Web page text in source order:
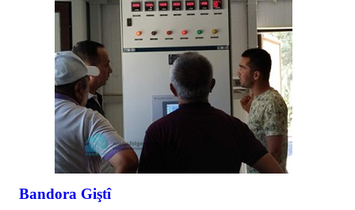
Bandora Giştî